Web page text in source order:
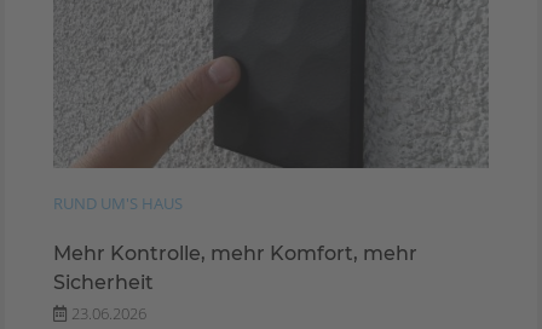
RUND UM'S HAUS
Mehr Kontrolle, mehr Komfort, mehr
Sicherheit
23.06.2026